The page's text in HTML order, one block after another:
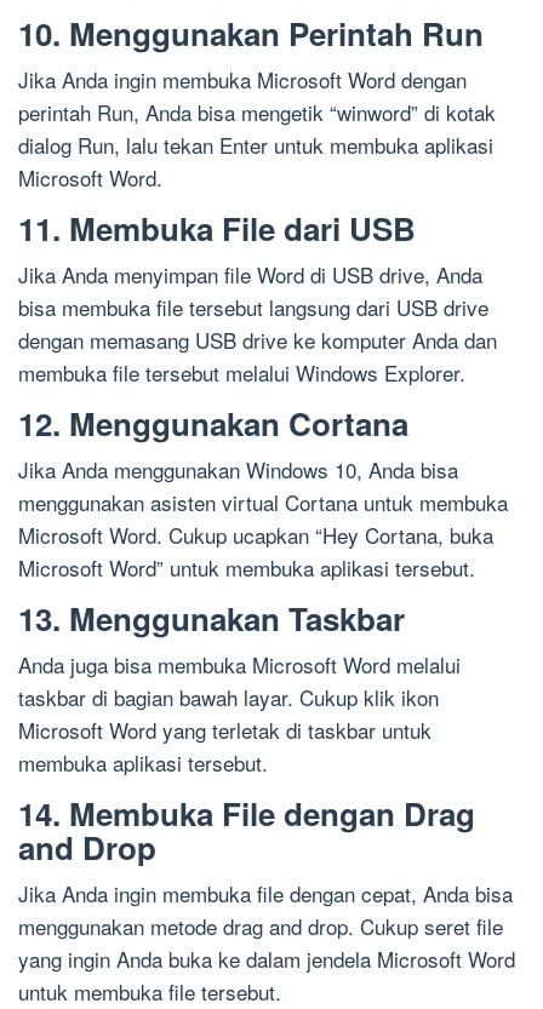
10. Menggunakan Perintah Run
Jika Anda ingin membuka Microsoft Word dengan
perintah Run, Anda bisa mengetik “winword” di kotak
dialog Run, lalu tekan Enter untuk membuka aplikasi
Microsoft Word.
11. Membuka File dari USB
Jika Anda menyimpan file Word di USB drive, Anda
bisa membuka file tersebut langsung dari USB drive
dengan memasang USB drive ke komputer Anda dan
membuka file tersebut melalui Windows Explorer.
12. Menggunakan Cortana
Jika Anda menggunakan Windows 10, Anda bisa
menggunakan asisten virtual Cortana untuk membuka
Microsoft Word. Cukup ucapkan “Hey Cortana, buka
Microsoft Word” untuk membuka aplikasi tersebut.
13. Menggunakan Taskbar
Anda juga bisa membuka Microsoft Word melalui
taskbar di bagian bawah layar. Cukup klik ikon
Microsoft Word yang terletak di taskbar untuk
membuka aplikasi tersebut.
14. Membuka File dengan Drag
and Drop
Jika Anda ingin membuka file dengan cepat, Anda bisa
menggunakan metode drag and drop. Cukup seret file
yang ingin Anda buka ke dalam jendela Microsoft Word
untuk membuka file tersebut.